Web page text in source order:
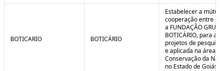
BOTICARIO BOTICÁRIO
Estabelecer a
cooperação entre
a FUNDAÇÃO
BOTICÁRIO, para
projetos de
e aplicada na área
Conservação da
no Estado de Goiás.